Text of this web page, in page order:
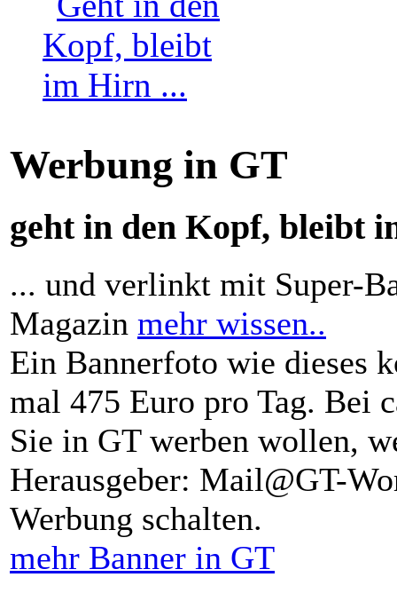
Werbung in GT
geht in den Kopf, bleibt
... und verlinkt mit Super-
Magazin mehr wissen..
Ein Bannerfoto wie dieses
mal 475 Euro pro Tag. Bei
Sie in GT werben wollen,
Herausgeber: Mail@GT-
Werbung schalten.
mehr Banner in GT